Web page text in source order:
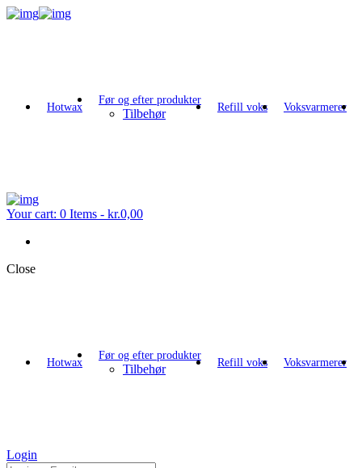
Hotwax
Før og efter produkter
Tilbehør Refill voks Voksvarmerer
Your cart: 0 Items - kr.0,00
Close
Hotwax
Før og efter produkter
Tilbehør Refill voks Voksvarmerer
Login